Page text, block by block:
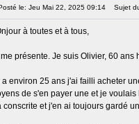
le: Jeu Mai 22, 2025 09:14 Sujet
à toutes et à tous,
présente. Je suis Olivier, 60
a environ 25 ans j'ai failli acheter
de s'en payer une et je
conscrite et j'en ai toujours gardé